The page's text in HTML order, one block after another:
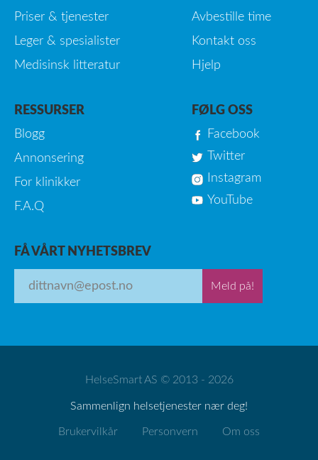
Priser & tjenester
Leger & spesialister
Medisinsk litteratur
Avbestille time
Kontakt oss
Hjelp
RESSURSER
Blogg
Annonsering
For klinikker
F.A.Q
FØLG OSS
Facebook
Twitter
Instagram
YouTube
FÅ VÅRT NYHETSBREV
Meld på!
HelseSmart AS © 2013 - 2026
Sammenlign helsetjenester nær deg!
Brukervilkår Personvern Om oss